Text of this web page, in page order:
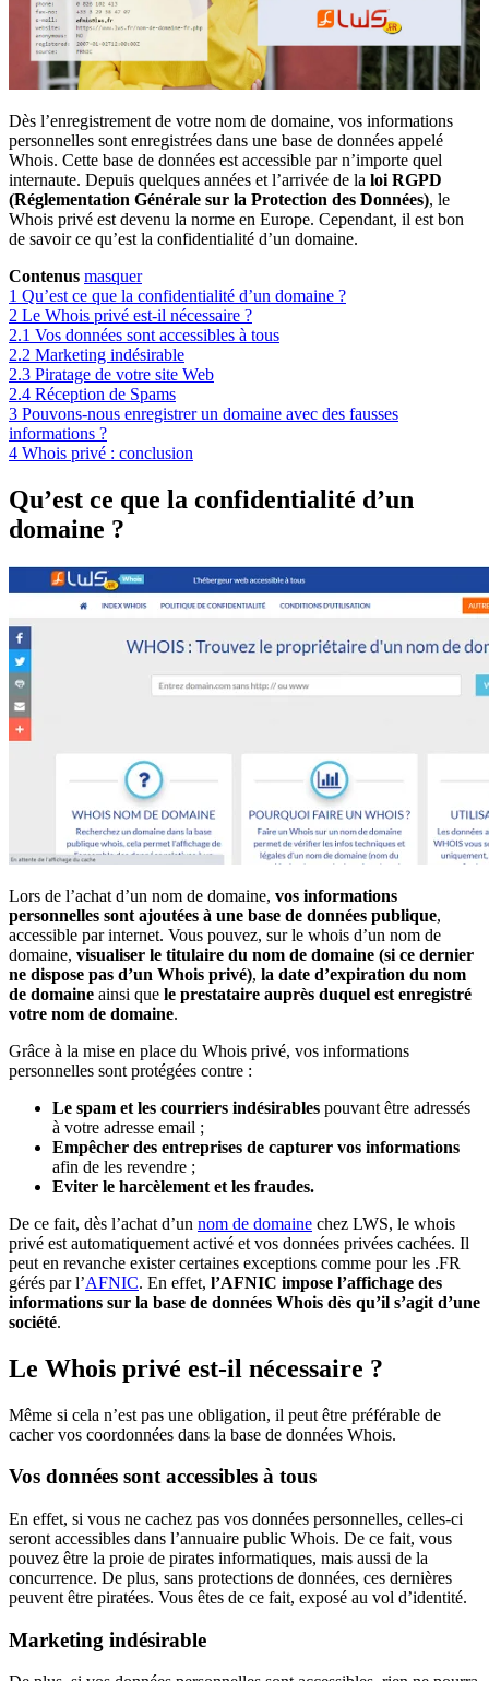
Dès l’enregistrement de votre nom de domaine, vos informations
personnelles sont enregistrées dans une base de données appelé
Whois. Cette base de données est accessible par n’importe quel
internaute. Depuis quelques années et l’arrivée de la loi RGPD
(Réglementation Générale sur la Protection des Données), le
Whois privé est devenu la norme en Europe. Cependant, il est bon
de savoir ce qu’est la confidentialité d’un domaine.
Contenus masquer
1 Qu’est ce que la confidentialité d’un domaine ?
2 Le Whois privé est-il nécessaire ?
2.1 Vos données sont accessibles à tous
2.2 Marketing indésirable
2.3 Piratage de votre site Web
2.4 Réception de Spams
3 Pouvons-nous enregistrer un domaine avec des fausses
informations ?
4 Whois privé : conclusion
Qu’est ce que la confidentialité d’un
domaine ?
Lors de l’achat d’un nom de domaine, vos informations
personnelles sont ajoutées à une base de données publique,
accessible par internet. Vous pouvez, sur le whois d’un nom de
domaine, visualiser le titulaire du nom de domaine (si ce dernier
ne dispose pas d’un Whois privé), la date d’expiration du nom
de domaine ainsi que le prestataire auprès duquel est enregistré
votre nom de domaine.
Grâce à la mise en place du Whois privé, vos informations
personnelles sont protégées contre :
Le spam et les courriers indésirables pouvant être adressés
à votre adresse email ;
Empêcher des entreprises de capturer vos informations
afin de les revendre ;
Eviter le harcèlement et les fraudes.
De ce fait, dès l’achat d’un nom de domaine chez LWS, le whois
privé est automatiquement activé et vos données privées cachées. Il
peut en revanche exister certaines exceptions comme pour les .FR
gérés par l’AFNIC. En effet, l’AFNIC impose l’affichage des
informations sur la base de données Whois dès qu’il s’agit d’une
société.
Le Whois privé est-il nécessaire ?
Même si cela n’est pas une obligation, il peut être préférable de
cacher vos coordonnées dans la base de données Whois.
Vos données sont accessibles à tous
En effet, si vous ne cachez pas vos données personnelles, celles-ci
seront accessibles dans l’annuaire public Whois. De ce fait, vous
pouvez être la proie de pirates informatiques, mais aussi de la
concurrence. De plus, sans protections de données, ces dernières
peuvent être piratées. Vous êtes de ce fait, exposé au vol d’identité.
Marketing indésirable